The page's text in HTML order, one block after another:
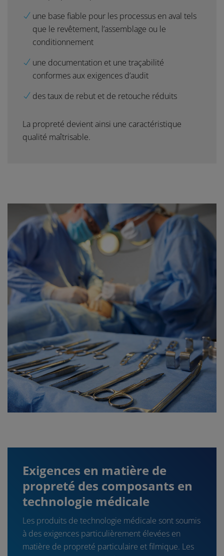
une base fiable pour les processus en aval tels
que le revêtement, l’assemblage ou le
conditionnement
une documentation et une traçabilité
conformes aux exigences d’audit
des taux de rebut et de retouche réduits
La propreté devient ainsi une caractéristique
qualité maîtrisable.
Exigences en matière de
propreté des composants en
technologie médicale
Les produits de technologie médicale sont soumis
à des exigences particulièrement élevées en
matière de propreté particulaire et filmique. Les